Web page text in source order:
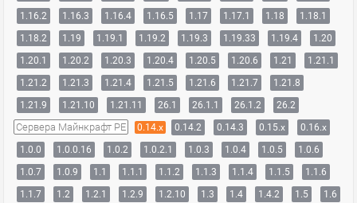
1.16.2
1.16.3 1.16.4 1.16.5 1.17 1.17.1 1.18
1.18.1
1.18.2
1.19 1.19.1 1.19.2 1.19.3 1.19.33 1.19.4
1.20
1.20.1
1.20.2 1.20.3 1.20.4 1.20.5 1.20.6 1.21
1.21.1
1.21.2
1.21.3 1.21.4 1.21.5 1.21.6 1.21.7
1.21.8
1.21.9
1.21.10 1.21.11 26.1 26.1.1 26.1.2 26.2
Сервера Майнкрафт PE 0.14.x 0.14.2 0.14.3 0.15.x
0.16.x
1.0.0
1.0.0.16 1.0.2 1.0.2.1 1.0.3 1.0.4 1.0.5
1.0.6
1.0.7
1.0.9 1.1 1.1.1 1.1.2 1.1.3 1.1.4 1.1.5
1.1.6
1.1.7
1.2 1.2.1 1.2.9 1.2.10 1.3 1.4 1.4.2 1.5
1.6